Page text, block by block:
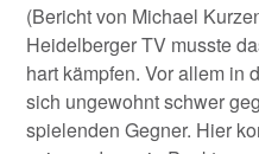
(Bericht von Michael
Heidelberger TV musste
hart kämpfen. Vor allem in
sich ungewohnt schwer
spielenden Gegner. Hier